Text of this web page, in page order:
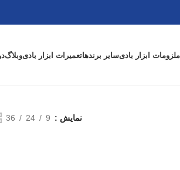
ملزومات ابزار بادیسایر برندهاتعمیرات ابزار بادیوبلاگ
نمایش 9
24
36